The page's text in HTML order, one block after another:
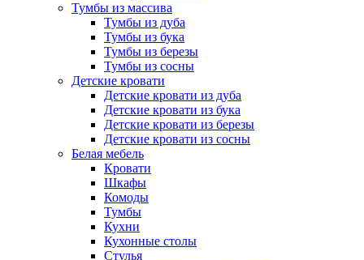
Тумбы из массива
Тумбы из дуба
Тумбы из бука
Тумбы из березы
Тумбы из сосны
Детские кровати
Детские кровати из дуба
Детские кровати из бука
Детские кровати из березы
Детские кровати из сосны
Белая мебель
Кровати
Шкафы
Комоды
Тумбы
Кухни
Кухонные столы
Стулья